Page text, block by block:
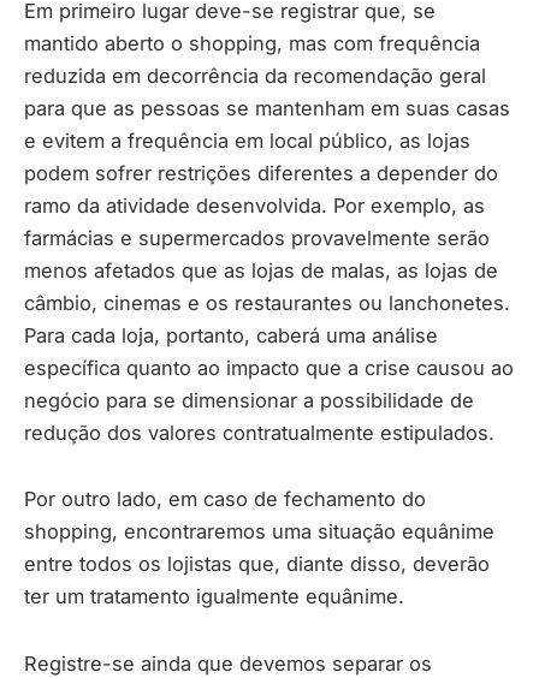
Em primeiro lugar deve-se registrar que, se
mantido aberto o shopping, mas com frequência
reduzida em decorrência da recomendação geral
para que as pessoas se mantenham em suas casas
e evitem a frequência em local público, as lojas
podem sofrer restrições diferentes a depender do
ramo da atividade desenvolvida. Por exemplo, as
farmácias e supermercados provavelmente serão
menos afetados que as lojas de malas, as lojas de
câmbio, cinemas e os restaurantes ou lanchonetes.
Para cada loja, portanto, caberá uma análise
específica quanto ao impacto que a crise causou ao
negócio para se dimensionar a possibilidade de
redução dos valores contratualmente estipulados.
Por outro lado, em caso de fechamento do
shopping, encontraremos uma situação equânime
entre todos os lojistas que, diante disso, deverão
ter um tratamento igualmente equânime.
Registre-se ainda que devemos separar os